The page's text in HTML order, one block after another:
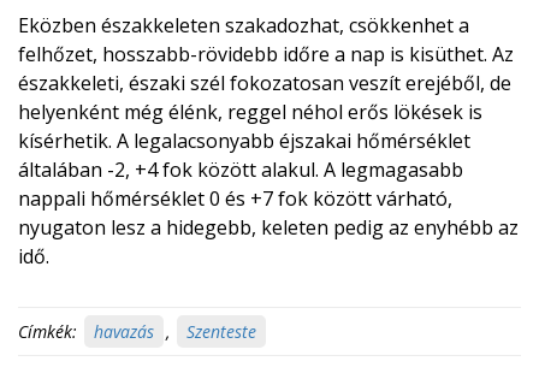
Eközben északkeleten szakadozhat, csökkenhet a
felhőzet, hosszabb-rövidebb időre a nap is kisüthet. Az
északkeleti, északi szél fokozatosan veszít erejéből, de
helyenként még élénk, reggel néhol erős lökések is
kísérhetik. A legalacsonyabb éjszakai hőmérséklet
általában -2, +4 fok között alakul. A legmagasabb
nappali hőmérséklet 0 és +7 fok között várható,
nyugaton lesz a hidegebb, keleten pedig az enyhébb az
idő.
Címkék: havazás , Szenteste